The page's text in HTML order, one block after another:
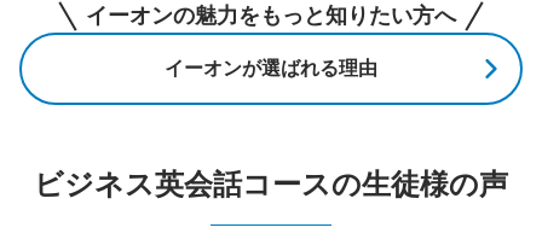
イーオンの魅力をもっと知りたい方へ
イーオンが選ばれる理由
ビジネス英会話コースの生徒様の声